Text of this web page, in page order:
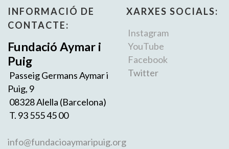
INFORMACIÓ DE
CONTACTE:
Fundació Aymar i
Puig
Passeig Germans Aymar i
Puig, 9
08328 Alella (Barcelona)
T. 93 555 45 00
info@fundacioaymaripuig.org
XARXES SOCIALS:
Instagram
YouTube
Facebook
Twitter